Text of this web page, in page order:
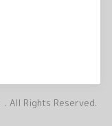
. All Rights Reserved.